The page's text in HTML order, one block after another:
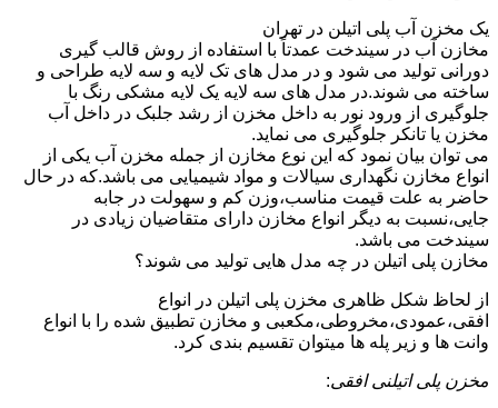
یک مخزن آب پلی اتیلن در تهران
مخازن آب در سیندخت عمدتاً با استفاده از روش قالب گیری
دورانی تولید می شود و در مدل های تک لایه و سه لایه طراحی و
ساخته می شوند.در مدل های سه لایه یک لایه مشکی رنگ با
جلوگیری از ورود نور به داخل مخزن از رشد جلبک در داخل آب
مخزن یا تانکر جلوگیری می نماید.
می توان بیان نمود که این نوع مخازن از جمله مخزن آب یکی از
انواع مخازن نگهداری سیالات و مواد شیمیایی می باشد.که در حال
حاضر به علت قیمت مناسب،وزن کم و سهولت در جابه
جایی،نسبت به دیگر انواع مخازن دارای متقاضیان زیادی در
سیندخت می باشد.
مخازن پلی اتیلن در چه مدل هایی تولید می شوند؟
از لحاظ شکل ظاهری مخزن پلی اتیلن در انواع
افقی،عمودی،مخروطی،مکعبی و مخازن تطبیق شده را با انواع
وانت ها و زیر پله ها میتوان تقسیم بندی کرد.
مخزن پلی اتیلنی افقی: